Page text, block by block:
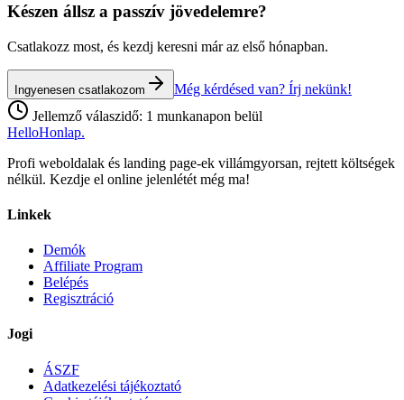
Készen állsz a passzív jövedelemre?
Csatlakozz most, és kezdj keresni már az első hónapban.
Ingyenesen csatlakozom
Még kérdésed van? Írj nekünk!
Jellemző válaszidő: 1 munkanapon belül
HelloHonlap.
Profi weboldalak és landing page-ek villámgyorsan, rejtett költségek
nélkül. Kezdje el online jelenlétét még ma!
Linkek
Demók
Affiliate Program
Belépés
Regisztráció
Jogi
ÁSZF
Adatkezelési tájékoztató